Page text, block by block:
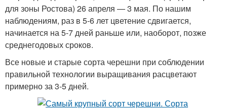
для зоны Ростова) 26 апреля — 3 мая. По нашим
наблюдениям, раз в 5-6 лет цветение сдвигается,
начинается на 5-7 дней раньше или, наоборот, позже
среднегодовых сроков.
Все новые и старые сорта черешни при соблюдении
правильной технологии выращивания расцветают
примерно за 3-5 дней.